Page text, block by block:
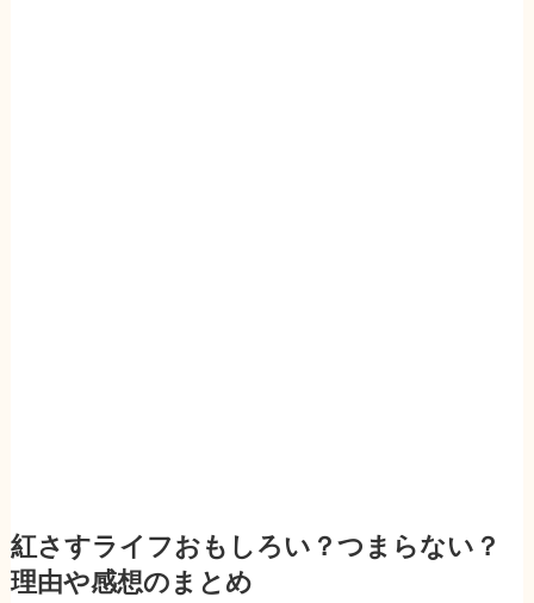
紅さすライフおもしろい？つまらない？
理由や感想のまとめ